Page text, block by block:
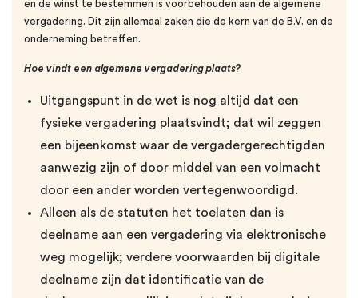
en de winst te bestemmen is voorbehouden aan de algemene
vergadering. Dit zijn allemaal zaken die de kern van de B.V. en de
onderneming betreffen.
Hoe vindt een algemene vergadering plaats?
Uitgangspunt in de wet is nog altijd dat een
fysieke vergadering plaatsvindt; dat wil zeggen
een bijeenkomst waar de vergader­gerechtigden
aanwezig zijn of door middel van een volmacht
door een ander worden vertegenwoordigd.
Alleen als de statuten het toelaten dan is
deelname aan een vergadering via elektronische
weg mogelijk; verdere voorwaarden bij digitale
deelname zijn dat identificatie van de